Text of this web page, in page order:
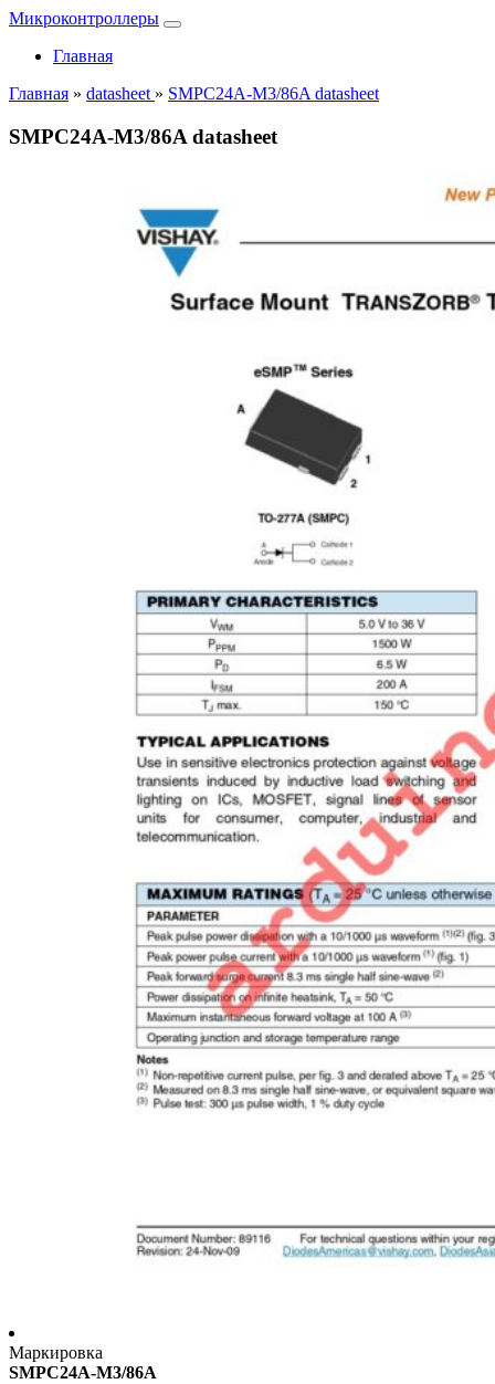
Микроконтроллеры
Главная
Главная » datasheet » SMPC24A-M3/86A datasheet
SMPC24A-M3/86A datasheet
Маркировка
SMPC24A-M3/86A